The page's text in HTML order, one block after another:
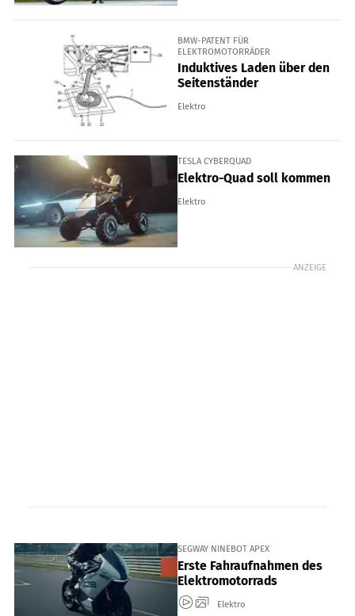
BMW-PATENT FÜR
ELEKTROMOTORRÄDER
Induktives Laden über den
Seitenständer
Elektro
TESLA CYBERQUAD
Elektro-Quad soll kommen
Elektro
ANZEIGE
SEGWAY NINEBOT APEX
Erste Fahraufnahmen des
Elektromotorrads
Elektro